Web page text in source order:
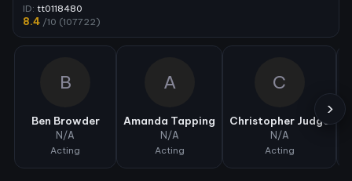
ID: tt0118480
8.4 /10 (107722)
B
Ben Browder
N/A
Acting
A
Amanda Tapping
N/A
Acting
C
Christopher Judge
N/A
Acting
›